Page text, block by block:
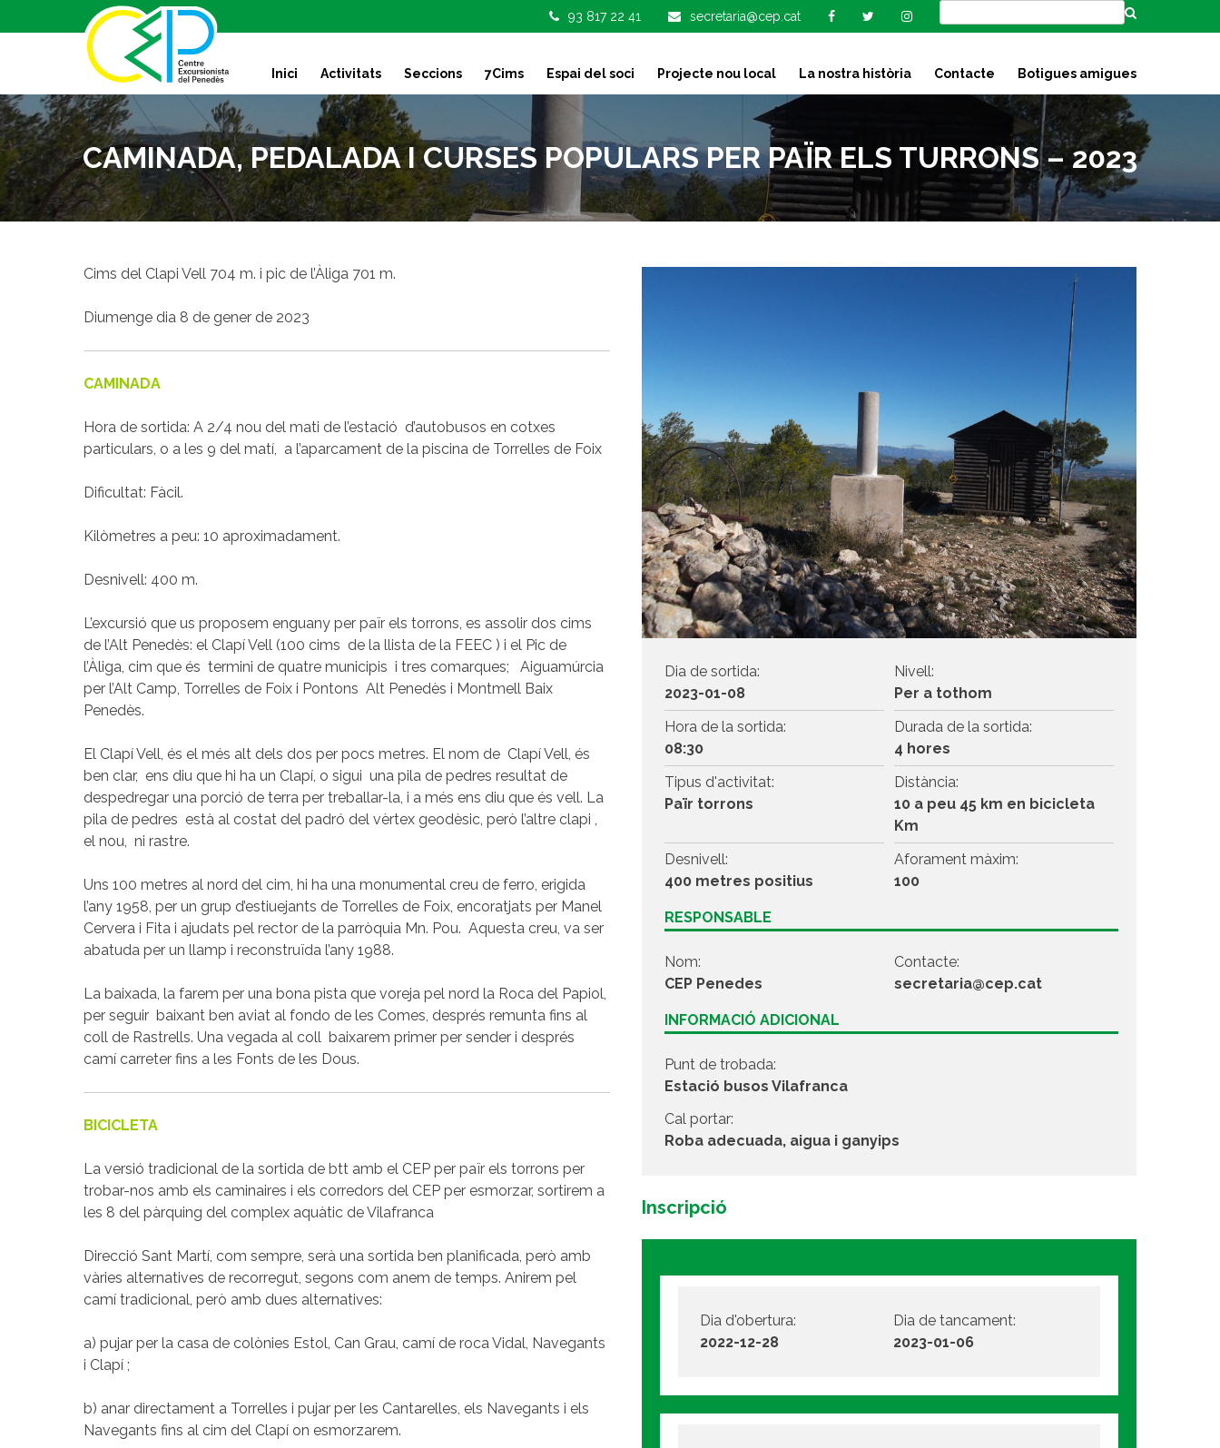
k
t
o
c
n
t
93 817 22 41 secretaria@cep.cat
Inici Activitats Seccions 7Cims Espai del soci Projecte nou local La nostra història Contacte Botigues amigues
CAMINADA, PEDALADA I CURSES POPULARS PER PAÏR ELS TURRONS – 2023
Cims del Clapi Vell 704 m. i pic de l’Àliga 701 m.
Diumenge dia 8 de gener de 2023
CAMINADA
Hora de sortida: A 2/4 nou del mati de l’estació d’autobusos en cotxes
particulars, o a les 9 del matí, a l’aparcament de la piscina de Torrelles de Foix
Dificultat: Fàcil.
Kilòmetres a peu: 10 aproximadament.
Desnivell: 400 m.
L’excursió que us proposem enguany per païr els torrons, es assolir dos cims
de l’Alt Penedès: el Clapí Vell (100 cims de la llista de la FEEC ) i el Pic de
l’Àliga, cim que és termini de quatre municipis i tres comarques; Aiguamúrcia
per l’Alt Camp, Torrelles de Foix i Pontons Alt Penedès i Montmell Baix
Penedès.
El Clapí Vell, és el més alt dels dos per pocs metres. El nom de Clapí Vell, és
ben clar, ens diu que hi ha un Clapí, o sigui una pila de pedres resultat de
despedregar una porció de terra per treballar-la, i a més ens diu que és vell. La
pila de pedres està al costat del padró del vèrtex geodèsic, però l’altre clapi ,
el nou, ni rastre.
Uns 100 metres al nord del cim, hi ha una monumental creu de ferro, erigida
l’any 1958, per un grup d’estiuejants de Torrelles de Foix, encoratjats per Manel
Cervera i Fita i ajudats pel rector de la parròquia Mn. Pou. Aquesta creu, va ser
abatuda per un llamp i reconstruïda l’any 1988.
La baixada, la farem per una bona pista que voreja pel nord la Roca del Papiol,
per seguir baixant ben aviat al fondo de les Comes, després remunta fins al
coll de Rastrells. Una vegada al coll baixarem primer per sender i després
camí carreter fins a les Fonts de les Dous.
BICICLETA
La versió tradicional de la sortida de btt amb el CEP per païr els torrons per
trobar-nos amb els caminaires i els corredors del CEP per esmorzar, sortirem a
les 8 del pàrquing del complex aquàtic de Vilafranca
Direcció Sant Martí, com sempre, serà una sortida ben planificada, però amb
vàries alternatives de recorregut, segons com anem de temps. Anirem pel
camí tradicional, però amb dues alternatives:
a) pujar per la casa de colònies Estol, Can Grau, camí de roca Vidal, Navegants
i Clapí ;
b) anar directament a Torrelles i pujar per les Cantarelles, els Navegants i els
Navegants fins al cim del Clapí on esmorzarem.
Dia de sortida:
2023-01-08
Nivell:
Per a tothom
Hora de la sortida:
08:30
Durada de la sortida:
4 hores
Tipus d'activitat:
Païr torrons
Distància:
10 a peu 45 km en bicicleta
Km
Desnivell:
400 metres positius
Aforament màxim:
100
RESPONSABLE
Nom:
CEP Penedes
Contacte:
secretaria@cep.cat
INFORMACIÓ ADICIONAL
Punt de trobada:
Estació busos Vilafranca
Cal portar:
Roba adecuada, aigua i ganyips
Inscripció
Dia d'obertura:
2022-12-28
Dia de tancament:
2023-01-06